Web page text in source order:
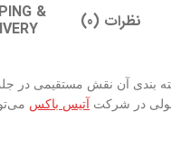
نظرات (0) &
در شرکت آتیس باکس